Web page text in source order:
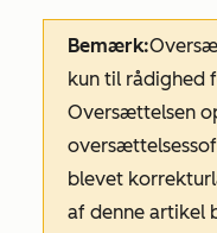
Bemærk:
kun til rådighed
Oversættelsen
blevet
af denne artikel